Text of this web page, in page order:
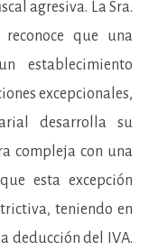
agresiva. La Sra.
que una
establecimiento
excepcionales,
desarrolla su
compleja con una
esta excepción
teniendo en
deducción del IVA.